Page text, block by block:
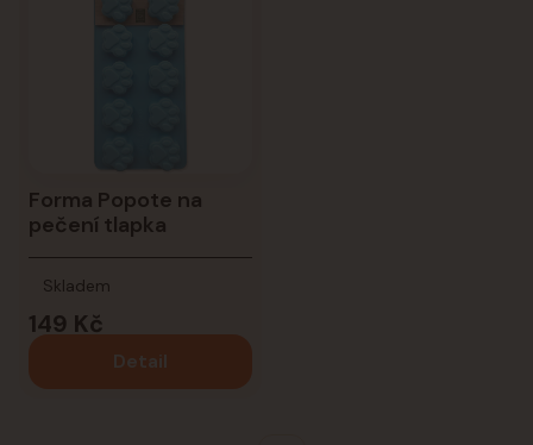
Forma Popote na
pečení tlapka
149 Kč
Skladem
Detail